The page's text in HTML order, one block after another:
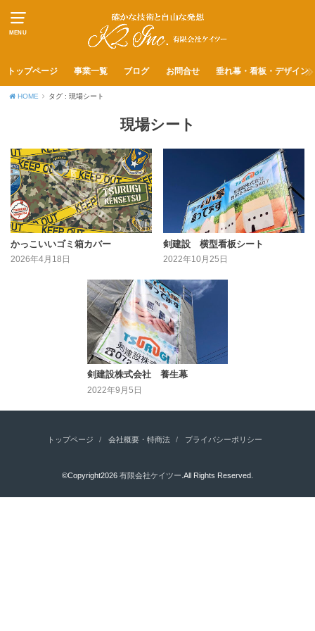
MENU
トップページ 事業一覧 ブログ お問合せ 垂れ幕・看板・デザイン
HOME タグ : 現場シート
現場シート
かっこいいゴミ箱カバー
2026年4月18日
剣建設 横型看板シート
2022年10月25日
剣建設株式会社 養生幕
2022年9月5日
トップページ 会社概要・特商法 プライバシーポリシー
©Copyright2026 有限会社ケイツー .All Rights Reserved.